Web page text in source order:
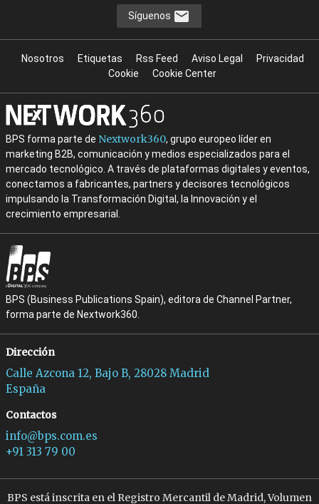
Síguenos
Nosotros Etiquetas Rss Feed Aviso Legal
Privacidad
Cookie
Cookie Center
BPS forma parte de Nextwork360, grupo europeo líder en
marketing B2B, comunicación y medios especializados para el
mercado tecnológico. A través de plataformas digitales y eventos,
conectamos a fabricantes, partners y decisores tecnológicos
impulsando la Transformación Digital, la Innovación y el
crecimiento empresarial.
BPS (Business Publications Spain), editora de Channel Partner,
forma parte de Nextwork360.
Dirección
Calle Azcona 12, Bajo B, 28028 Madrid
España
Contactos
info@bps.com.es
+91 313 79 00
BPS está inscrita en el Registro Mercantil de Madrid, Volumen